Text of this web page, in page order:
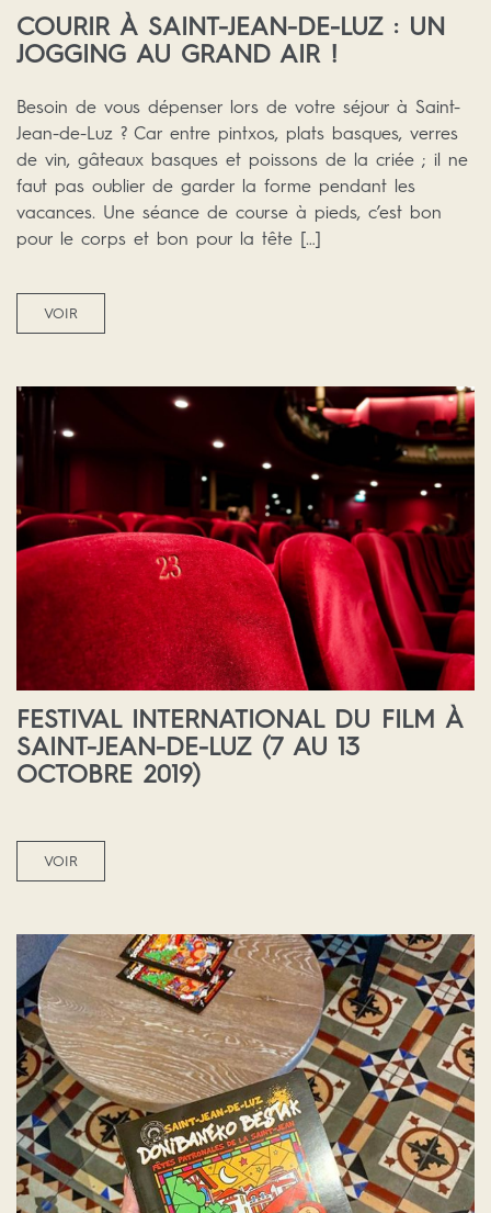
COURIR À SAINT-JEAN-DE-LUZ : UN
JOGGING AU GRAND AIR !
Besoin de vous dépenser lors de votre séjour à Saint-
Jean-de-Luz ? Car entre pintxos, plats basques, verres
de vin, gâteaux basques et poissons de la criée ; il ne
faut pas oublier de garder la forme pendant les
vacances. Une séance de course à pieds, c’est bon
pour le corps et bon pour la tête […]
VOIR
FESTIVAL INTERNATIONAL DU FILM À
SAINT-JEAN-DE-LUZ (7 AU 13
OCTOBRE 2019)
VOIR